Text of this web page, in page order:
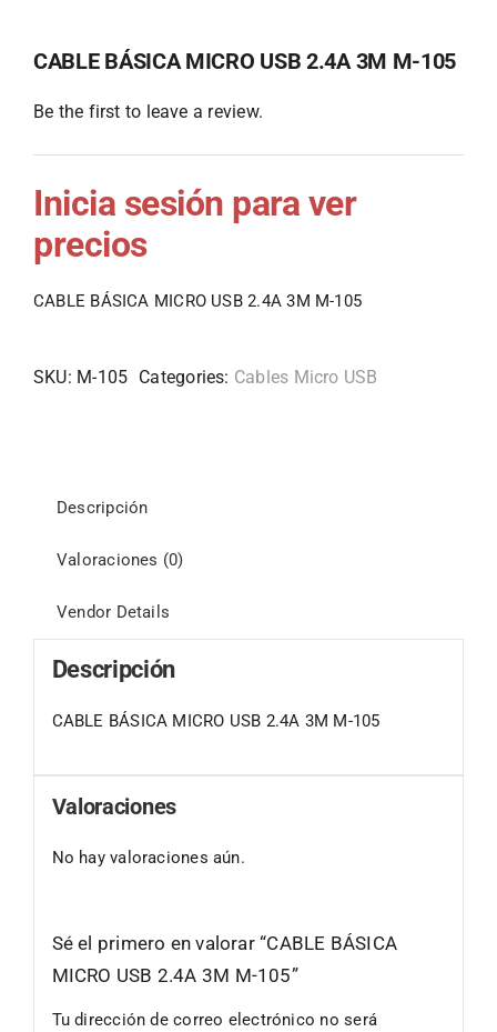
CABLE BÁSICA MICRO USB 2.4A 3M M-105
Be the first to leave a review.
Inicia sesión para ver
precios
CABLE BÁSICA MICRO USB 2.4A 3M M-105
SKU: M-105 Categories: Cables Micro USB
Descripción
Valoraciones (0)
Vendor Details
Descripción
CABLE BÁSICA MICRO USB 2.4A 3M M-105
Valoraciones
No hay valoraciones aún.
Sé el primero en valorar “CABLE BÁSICA
MICRO USB 2.4A 3M M-105”
Tu dirección de correo electrónico no será